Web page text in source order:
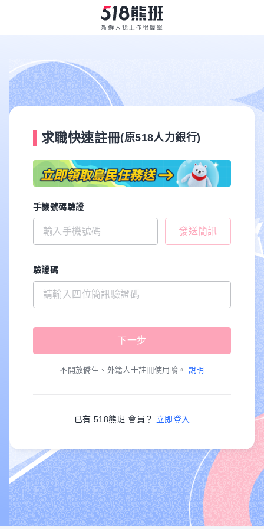
求職快速註冊(原518人力銀行)
手機號碼驗證
發送簡訊
驗證碼
不開放僑生、外籍人士註冊使用唷。 說明
已有 518熊班 會員？ 立即登入